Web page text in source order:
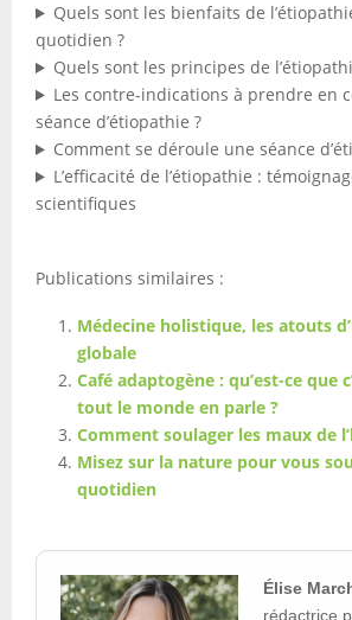
Quels sont les bienfaits de
quotidien ?
Quels sont les principes de
Les contre-indications à prendre en
séance d’étiopathie ?
Comment se déroule une séance
L’efficacité de l’étiopathie :
scientifiques
Publications similaires :
Médecine holistique, les atouts
globale
Café adaptogène : qu’est-ce que
tout le monde en parle ?
Comment soulager les maux de
Misez sur la nature pour vous
quotidien
Élise
rédactrice